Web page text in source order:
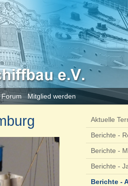
Forum Mitglied werden
Aktuelle
Berichte -
Berichte -
Berichte -
Berichte -